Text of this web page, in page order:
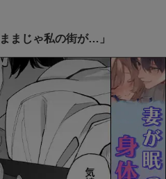
まじゃ私の街が…」